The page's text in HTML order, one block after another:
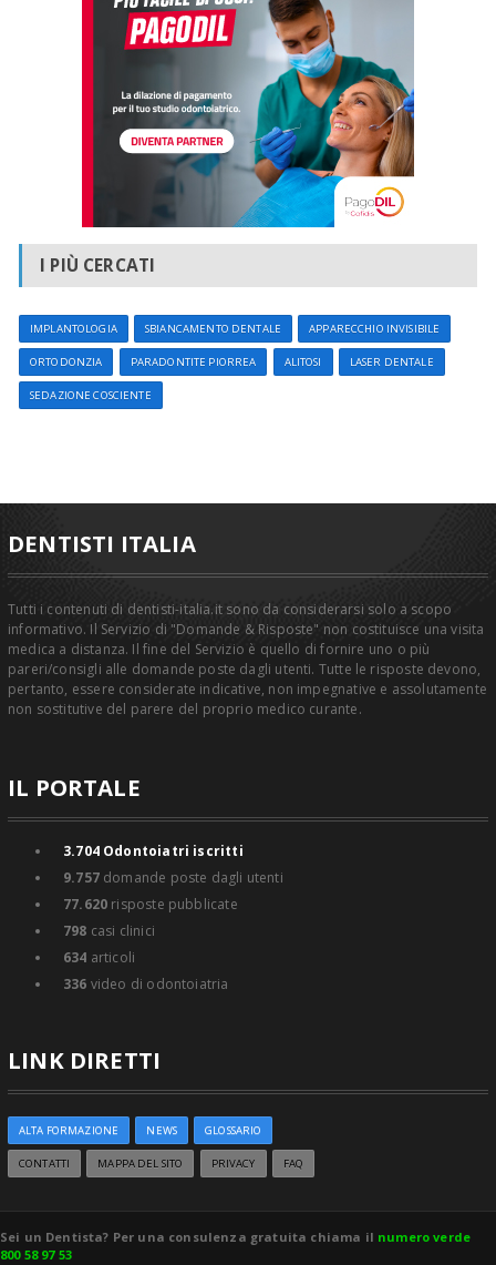
I PIÙ CERCATI
IMPLANTOLOGIA SBIANCAMENTO DENTALE APPARECCHIO INVISIBILE
ORTODONZIA PARADONTITE PIORREA ALITOSI LASER DENTALE
SEDAZIONE COSCIENTE
DENTISTI ITALIA
Tutti i contenuti di dentisti-italia.it sono da considerarsi solo a scopo
informativo. Il Servizio di "Domande & Risposte" non costituisce una visita
medica a distanza. Il fine del Servizio è quello di fornire uno o più
pareri/consigli alle domande poste dagli utenti. Tutte le risposte devono,
pertanto, essere considerate indicative, non impegnative e assolutamente
non sostitutive del parere del proprio medico curante.
IL PORTALE
3.704Odontoiatri iscritti
9.757domande poste dagli utenti
77.620 risposte pubblicate
798 casi clinici
634 articoli
336 video di odontoiatria
LINK DIRETTI
ALTA FORMAZIONE NEWS GLOSSARIO
CONTATTI MAPPA DEL SITO PRIVACY FAQ
Sei un Dentista? Per una consulenza gratuita chiama il numero verde
800 58 97 53